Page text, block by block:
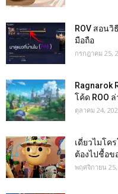
ROV สอน
มือถือ
กรกฎาคม 25,
Ragnarok
โค้ด ROO
ตุลาคม 24,
เดี่ยวไมโค
ต้องไปชื้อข
พฤศจิกายน 25,